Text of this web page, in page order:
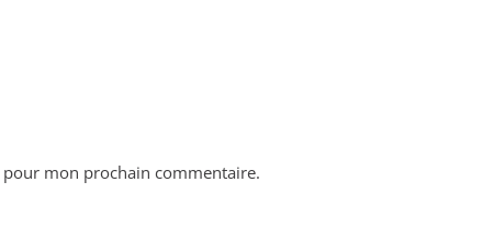
mon prochain commentaire.